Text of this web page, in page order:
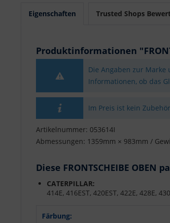
Eigenschaften Trusted Shops
Produktinformationen
Die Angaben zur
Informationen, ob das
Im Preis ist kein
Artikelnummer: 053614I
Abmessungen: 1359mm × 983mm /
Diese FRONTSCHEIBE
CATERPILLAR:
414E, 416EST, 420EST, 422E, 428E,
Färbung: